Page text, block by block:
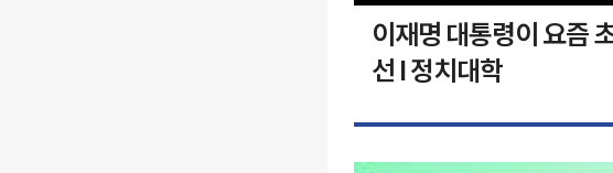
이재명 대통령이 요즘
선 I 정치대학